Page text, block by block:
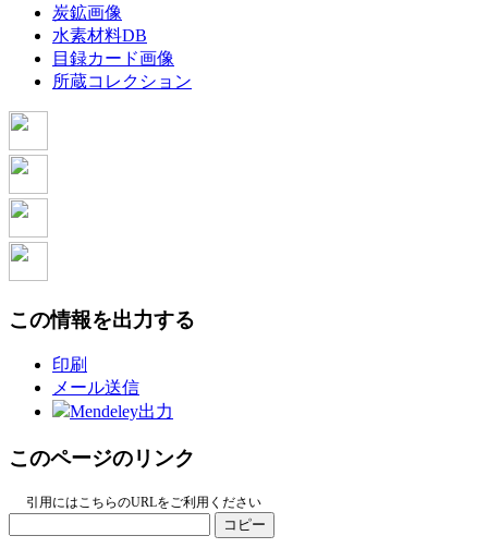
炭鉱画像
水素材料DB
目録カード画像
所蔵コレクション
この情報を出力する
印刷
メール送信
Mendeley出力
このページのリンク
引用にはこちらのURLをご利用ください
コピー